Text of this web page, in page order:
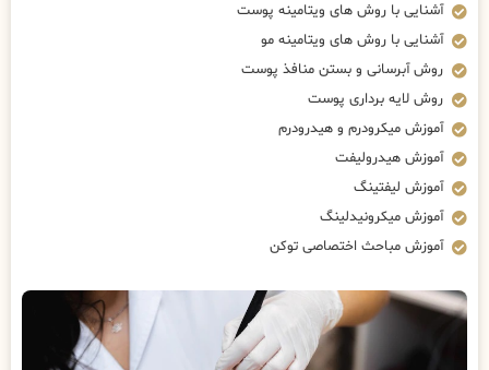
آشنایی با روش های ویتامینه پوست
آشنایی با روش های ویتامینه مو
روش آبرسانی و بستن منافذ پوست
روش لایه برداری پوست
آموزش میکرودرم و هیدرودرم
آموزش هیدرولیفت
آموزش لیفتینگ
آموزش میکرونیدلینگ
آموزش مباحث اختصاصی توکن